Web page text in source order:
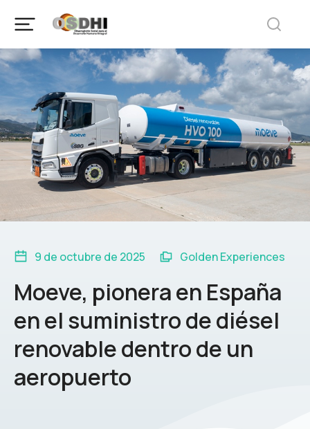
9 de octubre de 2025 Golden Experiences
Moeve, pionera en España
en el suministro de diésel
renovable dentro de un
aeropuerto